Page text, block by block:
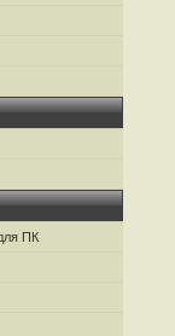
ПК